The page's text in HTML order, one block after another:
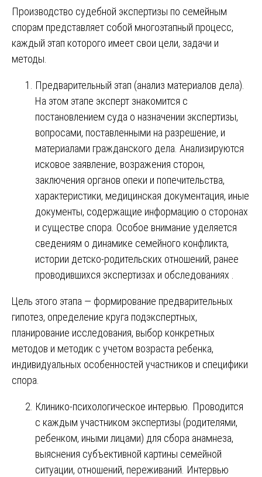
Производство судебной экспертизы по семейным
спорам представляет собой многоэтапный процесс,
каждый этап которого имеет свои цели, задачи и
методы.
Предварительный этап (анализ материалов дела).
На этом этапе эксперт знакомится с
постановлением суда о назначении экспертизы,
вопросами, поставленными на разрешение, и
материалами гражданского дела. Анализируются
исковое заявление, возражения сторон,
заключения органов опеки и попечительства,
характеристики, медицинская документация, иные
документы, содержащие информацию о сторонах
и существе спора. Особое внимание уделяется
сведениям о динамике семейного конфликта,
истории детско-родительских отношений, ранее
проводившихся экспертизах и обследованиях .
Цель этого этапа — формирование предварительных
гипотез, определение круга подэкспертных,
планирование исследования, выбор конкретных
методов и методик с учетом возраста ребенка,
индивидуальных особенностей участников и специфики
спора.
Клинико-психологическое интервью. Проводится
с каждым участником экспертизы (родителями,
ребенком, иными лицами) для сбора анамнеза,
выяснения субъективной картины семейной
ситуации, отношений, переживаний. Интервью